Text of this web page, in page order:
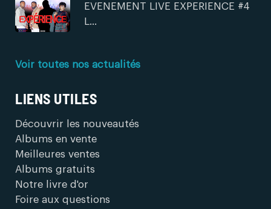
EVENEMENT LIVE EXPERIENCE #4
L...
Voir toutes nos actualités
LIENS UTILES
Découvrir les nouveautés
Albums en vente
Meilleures ventes
Albums gratuits
Notre livre d'or
Foire aux questions